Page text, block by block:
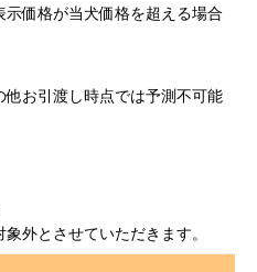
価格が当犬価格を超える場合
お引渡し時点では予測不可能
外とさせていただきます。